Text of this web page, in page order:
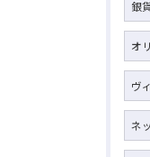
銀
オ
ヴ
ネ